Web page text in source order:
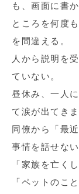
も、画面に書
ところを何度
を間違える。
人から説明を
ていない。
昼休み、一人
て涙が出てきま
同僚から「最
事情を話せな
「家族を亡く
「ペットのこ